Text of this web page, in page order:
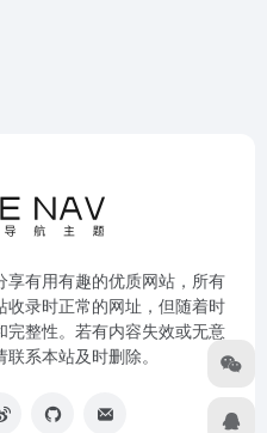
有用有趣的优质网站，所有
录时正常的网址，但随着时
整性。若有内容失效或无意
系本站及时删除。